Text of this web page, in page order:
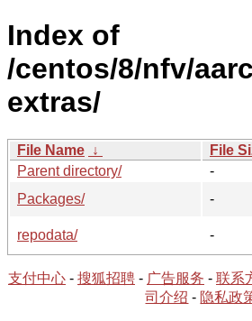
Index of
/centos/8/nfv/
extras/
File Name ↓ File
Parent directory/
-
Packages/
-
repodata/
-
支付中心 - 搜狐招聘 - 广告服务 - 联系
司介绍 - 隐私政